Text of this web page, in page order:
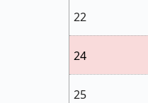
22
24
25